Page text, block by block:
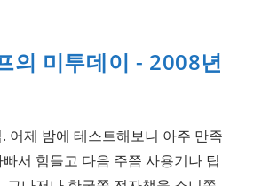
의 미투데이 - 2008년
어제 밤에 테스트해보니 아주 만족
서 힘들고 다음 주쯤 사용기나 팁